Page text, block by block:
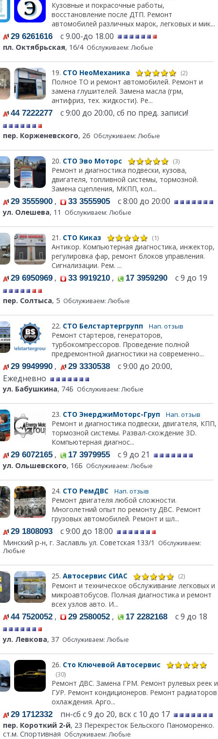
Кузовные и покрасочные работы,
восстановление после ДТП. Ремонт
автомобилей различных марок, легковых и мик...
29 6261616 с 9.00-до 18.00
пл. Октябрьская, 16/4 Обслуживаем: Любые
19. СТО НеоМеханика (2)
Полное ТО и ремонт автомобилей. Ремонт и
замена глушителей. Замена масла (грм,
антифриз, тех. жидкости). Ре...
44 7222277 с 9:00 до 20:00, сб по пред. записи!
пер. Корженевского, 26 Обслуживаем: Любые
20. СТО Эво Моторс (3)
Ремонт и диагностика подвески, кузова,
двигателя, топливной системы, тормозной.
Замена сцепления, МКПП, кол...
29 3555900 , 33 3555905 с 8:00 до 20:00
ул. Олешева, 11 Обслуживаем: Любые
21. СТО Киказ (1)
Антикор. Компьютерная диагностика, инжектор,
регулировка фар, ремонт блоков управления.
Сигнализации. Рем. ...
29 6950969 , 33 9919210 , 17 3959290 с 9 до 19
пер. Солтыса, 5 Обслуживаем: Любые
22. СТО Белстартергрупп Нап. отзыв
Ремонт стартеров, генераторов,
турбокомпрессоров. Проведение полной
предремонтной диагностики на современно...
29 9949990 , 29 3330538 с 9:00 до 20:00,
Ежедневно
ул. Бабушкина, 74Б Обслуживаем: Любые
23. СТО ЭнерджиМоторс-Груп Нап. отзыв
Ремонт и диагностика подвески, двигателя, КПП,
тормозной системы. Развал-схождение 3D.
Компьютерная диагнос...
29 6072165 , 17 3979955 с 9 до 21
ул. Ольшевского, 16Б Обслуживаем: Любые
24. СТО РемДВС Нап. отзыв
Ремонт двигателя любой сложности.
Многолетний опыт по ремонту ДВС. Ремонт
грузовых автомобилей. Ремонт и шл...
29 1808093 с 9:00 до 18:00
Минский р-н, г. Заславль ул. Советская 133/1
Обслуживаем:
Любые
25. Автосервис СИАС (2)
Ремонт и техническое обслуживание легковых и
микроавтобусов. Полная диагностика и ремонт
всех узлов авто. И...
44 7520052 , 29 2580052 , 17 2282168 с 9 до 18
ул. Левкова, 37 Обслуживаем: Любые
26. Сто Ключевой Автосервис
(30)
Ремонт ДВС. Замена ГРМ. Ремонт рулевых реек и
ГУР. Ремонт кондиционеров. Ремонт радиаторов
охлаждения. Арго...
29 1712332 пн-сб с 9 до 20, вск с 10 до 17
пер. Короткий 2-й, 23 Перекресток Бельского Паноморенко.
ст.м. Спортивная Обслуживаем: Любые